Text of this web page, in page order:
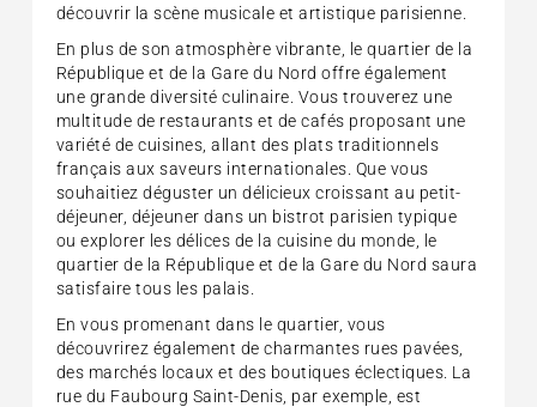
découvrir la scène musicale et artistique parisienne.
En plus de son atmosphère vibrante, le quartier de la
République et de la Gare du Nord offre également
une grande diversité culinaire. Vous trouverez une
multitude de restaurants et de cafés proposant une
variété de cuisines, allant des plats traditionnels
français aux saveurs internationales. Que vous
souhaitiez déguster un délicieux croissant au petit-
déjeuner, déjeuner dans un bistrot parisien typique
ou explorer les délices de la cuisine du monde, le
quartier de la République et de la Gare du Nord saura
satisfaire tous les palais.
En vous promenant dans le quartier, vous
découvrirez également de charmantes rues pavées,
des marchés locaux et des boutiques éclectiques. La
rue du Faubourg Saint-Denis, par exemple, est